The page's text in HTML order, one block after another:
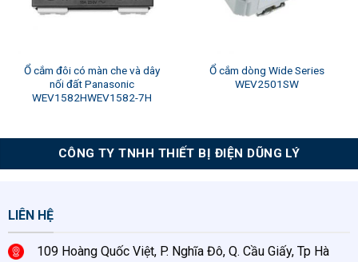
Ổ cắm đôi có màn che và dây
nối đất Panasonic
WEV1582HWEV1582-7H
Ổ cắm dòng Wide Series
WEV2501SW
CÔNG TY TNHH THIẾT BỊ ĐIỆN DŨNG LÝ
LIÊN HỆ
109 Hoàng Quốc Việt, P. Nghĩa Đô, Q. Cầu Giấy, Tp Hà